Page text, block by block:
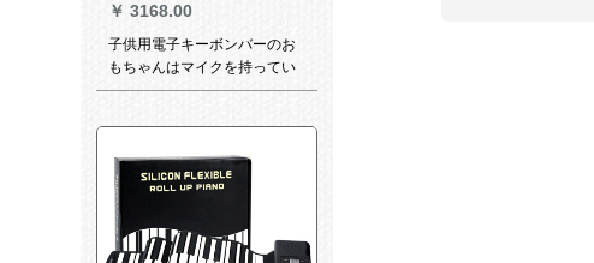
￥ 3168.00
子供用電子キーボンバーのお
もちゃんはマイクを持ってい
ます。赤ちゃん用ピアノは1-
谱+アニメのキーボードです。